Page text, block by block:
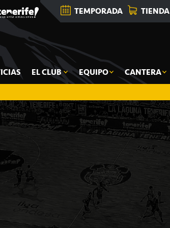
TEMPORADA TIENDA
EL CLUB EQUIPO CANTERA